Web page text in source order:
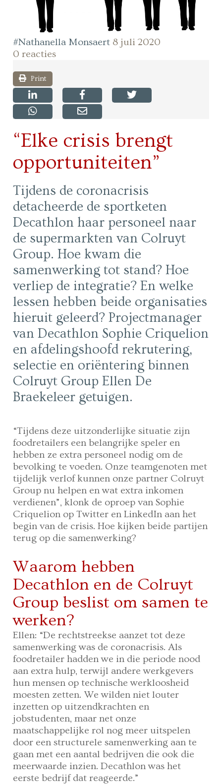
#Nathanella Monsaert 8 juli 2020
0 reacties
Print
“Elke crisis brengt
opportuniteiten”
Tijdens de coronacrisis
detacheerde de sportketen
Decathlon haar personeel naar
de supermarkten van Colruyt
Group. Hoe kwam die
samenwerking tot stand? Hoe
verliep de integratie? En welke
lessen hebben beide organisaties
hieruit geleerd? Projectmanager
van Decathlon Sophie Criquelion
en afdelingshoofd rekrutering,
selectie en oriëntering binnen
Colruyt Group Ellen De
Braekeleer getuigen.
“Tijdens deze uitzonderlijke situatie zijn
foodretailers een belangrijke speler en
hebben ze extra personeel nodig om de
bevolking te voeden. Onze teamgenoten met
tijdelijk verlof kunnen onze partner Colruyt
Group nu helpen en wat extra inkomen
verdienen”, klonk de oproep van Sophie
Criquelion op Twitter en LinkedIn aan het
begin van de crisis. Hoe kijken beide partijen
terug op die samenwerking?
Waarom hebben
Decathlon en de Colruyt
Group beslist om samen te
werken?
Ellen: “De rechtstreekse aanzet tot deze
samenwerking was de coronacrisis. Als
foodretailer hadden we in die periode nood
aan extra hulp, terwijl andere werkgevers
hun mensen op technische werkloosheid
moesten zetten. We wilden niet louter
inzetten op uitzendkrachten en
jobstudenten, maar net onze
maatschappelijke rol nog meer uitspelen
door een structurele samenwerking aan te
gaan met een aantal bedrijven die ook die
meerwaarde inzien. Decathlon was het
eerste bedrijf dat reageerde.”